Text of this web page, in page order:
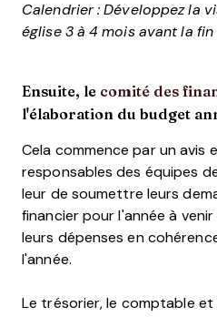
Calendrier : Développez la
église 3 à 4 mois avant la fin
Ensuite, le comité des
l'élaboration du budget
Cela commence par un avis
responsables des équipes
leur de soumettre leurs
financier pour l'année à
leurs dépenses en
l'année.
Le trésorier, le comptable et